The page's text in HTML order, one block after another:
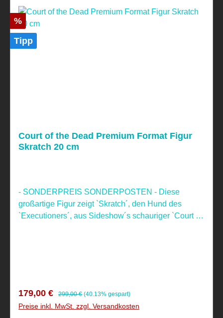
Rabatt
%
Tipp
Court of the Dead Premium Format Figur
Skratch 20 cm
- SONDERPREIS SONDERPOSTEN - Diese
großartige Figur zeigt `Skratch´, den Hund des
`Executioners´, aus Sideshow´s schauriger `Court of
Karton.Produktgröße: 20 x 17 x 26 cm Nicht
geeignet für Kinder unter 4 Jahren, aufgrund
Verkaufspreis:
179,00 € Regulärer Preis:
299,00 € (40.13% gespart)
Preise inkl. MwSt. zzgl. Versandkosten